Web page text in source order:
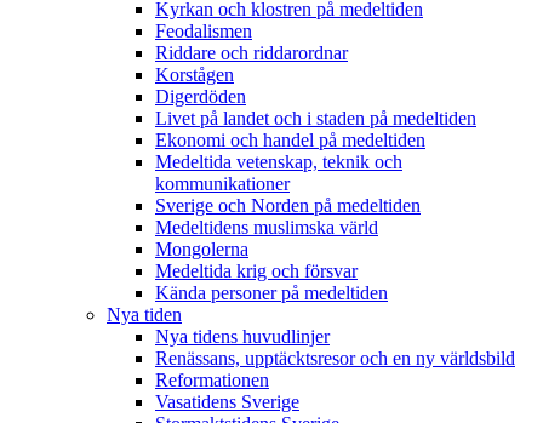
Kyrkan och klostren på medeltiden
Feodalismen
Riddare och riddarordnar
Korstågen
Digerdöden
Livet på landet och i staden på medeltiden
Ekonomi och handel på medeltiden
Medeltida vetenskap, teknik och
kommunikationer
Sverige och Norden på medeltiden
Medeltidens muslimska värld
Mongolerna
Medeltida krig och försvar
Kända personer på medeltiden
Nya tiden
Nya tidens huvudlinjer
Renässans, upptäcktsresor och en ny världsbild
Reformationen
Vasatidens Sverige